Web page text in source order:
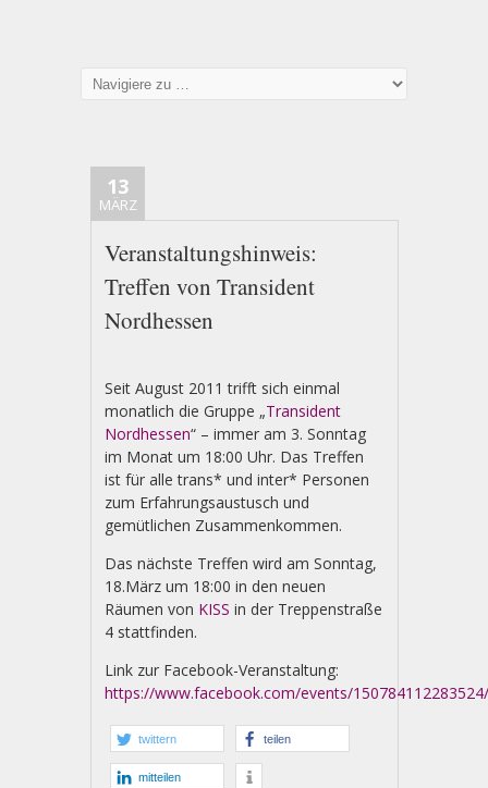
13
MÄRZ
Veranstaltungshinweis:
Treffen von Transident
Nordhessen
Seit August 2011 trifft sich einmal
monatlich die Gruppe „Transident
Nordhessen“ – immer am 3. Sonntag
im Monat um 18:00 Uhr. Das Treffen
ist für alle trans* und inter* Personen
zum Erfahrungsaustusch und
gemütlichen Zusammenkommen.
Das nächste Treffen wird am Sonntag,
18.März um 18:00 in den neuen
Räumen von KISS in der Treppenstraße
4 stattfinden.
Link zur Facebook-Veranstaltung:
https://www.facebook.com/events/
twittern teilen
mitteilen